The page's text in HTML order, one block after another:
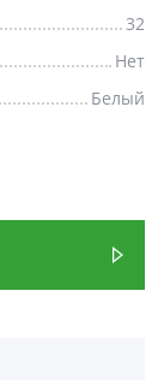
32
Нет
Белый